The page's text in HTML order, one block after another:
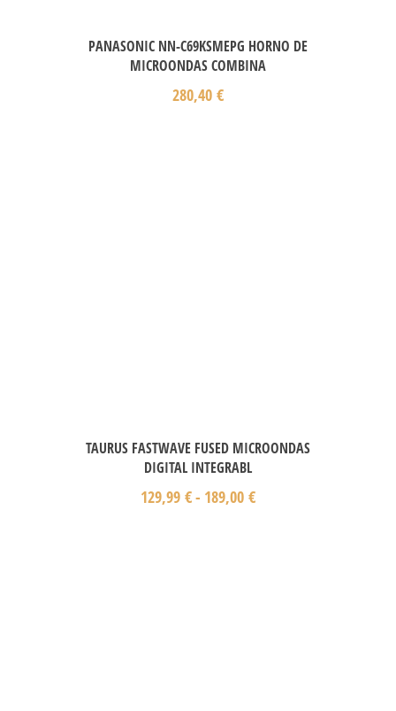
PANASONIC NN-C69KSMEPG HORNO DE
MICROONDAS COMBINA
280,40 €
TAURUS FASTWAVE FUSED MICROONDAS
DIGITAL INTEGRABL
129,99 €- 189,00 €